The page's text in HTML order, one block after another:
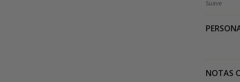
Suave
NOTAS